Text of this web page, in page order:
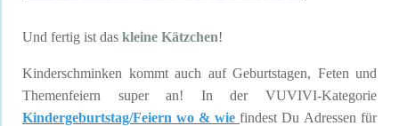
Und fertig ist das kleine Kätzchen!
Kinderschminken kommt auch auf Geburtstagen, Feten und
Themenfeiern super an! In der VUVIVI-Kategorie
Kindergeburtstag/Feiern wo & wie findest Du Adressen für